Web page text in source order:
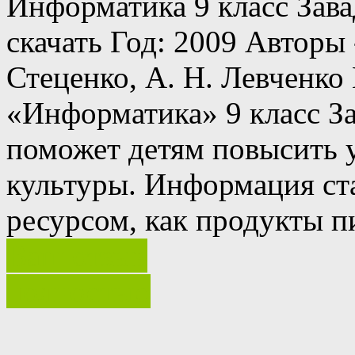
скачать Год: 2009
Стеценко, А. Н. Левченко
«Информатика» 9 класс
поможет детям
культуры. Информация
ресурсом, как продукты